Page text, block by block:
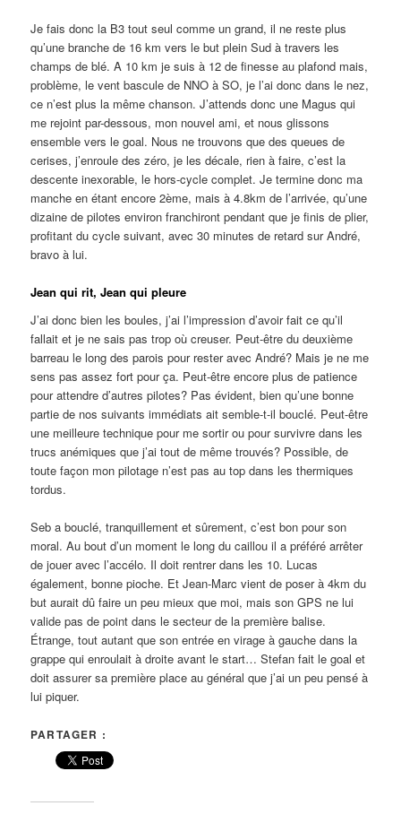
Je fais donc la B3 tout seul comme un grand, il ne reste plus
qu’une branche de 16 km vers le but plein Sud à travers les
champs de blé. A 10 km je suis à 12 de finesse au plafond mais,
problème, le vent bascule de NNO à SO, je l’ai donc dans le nez,
ce n’est plus la même chanson. J’attends donc une Magus qui
me rejoint par-dessous, mon nouvel ami, et nous glissons
ensemble vers le goal. Nous ne trouvons que des queues de
cerises, j’enroule des zéro, je les décale, rien à faire, c’est la
descente inexorable, le hors-cycle complet. Je termine donc ma
manche en étant encore 2ème, mais à 4.8km de l’arrivée, qu’une
dizaine de pilotes environ franchiront pendant que je finis de plier,
profitant du cycle suivant, avec 30 minutes de retard sur André,
bravo à lui.
Jean qui rit, Jean qui pleure
J’ai donc bien les boules, j’ai l’impression d’avoir fait ce qu’il
fallait et je ne sais pas trop où creuser. Peut-être du deuxième
barreau le long des parois pour rester avec André? Mais je ne me
sens pas assez fort pour ça. Peut-être encore plus de patience
pour attendre d’autres pilotes? Pas évident, bien qu’une bonne
partie de nos suivants immédiats ait semble-t-il bouclé. Peut-être
une meilleure technique pour me sortir ou pour survivre dans les
trucs anémiques que j’ai tout de même trouvés? Possible, de
toute façon mon pilotage n’est pas au top dans les thermiques
tordus.
Seb a bouclé, tranquillement et sûrement, c’est bon pour son
moral. Au bout d’un moment le long du caillou il a préféré arrêter
de jouer avec l’accélo. Il doit rentrer dans les 10. Lucas
également, bonne pioche. Et Jean-Marc vient de poser à 4km du
but aurait dû faire un peu mieux que moi, mais son GPS ne lui
valide pas de point dans le secteur de la première balise.
Étrange, tout autant que son entrée en virage à gauche dans la
grappe qui enroulait à droite avant le start… Stefan fait le goal et
doit assurer sa première place au général que j’ai un peu pensé à
lui piquer.
PARTAGER :